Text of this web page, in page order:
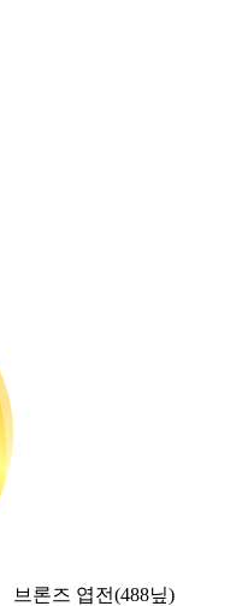
브론즈 엽전(488닢)